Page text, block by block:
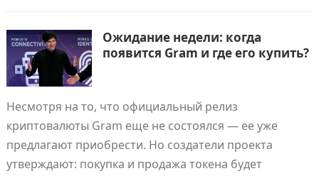
Ожидание недели: когда
появится Gram и где его купить?
Несмотря на то, что официальный релиз
криптовалюты Gram еще не состоялся — ее уже
предлагают приобрести. Но создатели проекта
утверждают: покупка и продажа токена будет